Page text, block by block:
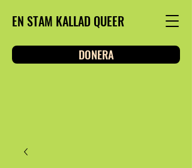
EN STAM KALLAD QUEER
DONERA